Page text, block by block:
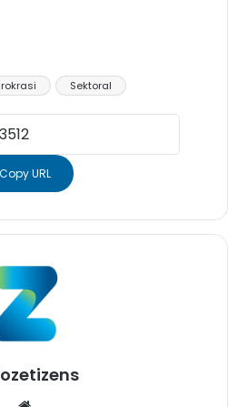
Sektoral
Copy URL